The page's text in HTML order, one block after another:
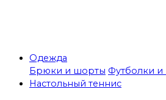
Одежда
Брюки и шорты Футболки и
Настольный теннис